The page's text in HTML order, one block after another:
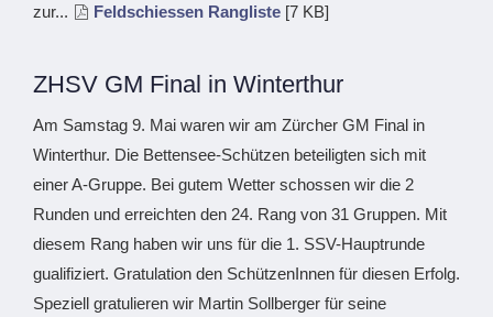
zur...
Feldschiessen Rangliste [7 KB]
ZHSV GM Final in Winterthur
Am Samstag 9. Mai waren wir am Zürcher GM Final in
Winterthur. Die Bettensee-Schützen beteiligten sich mit
einer A-Gruppe. Bei gutem Wetter schossen wir die 2
Runden und erreichten den 24. Rang von 31 Gruppen. Mit
diesem Rang haben wir uns für die 1. SSV-Hauptrunde
gualifiziert. Gratulation den SchützenInnen für diesen Erfolg.
Speziell gratulieren wir Martin Sollberger für seine